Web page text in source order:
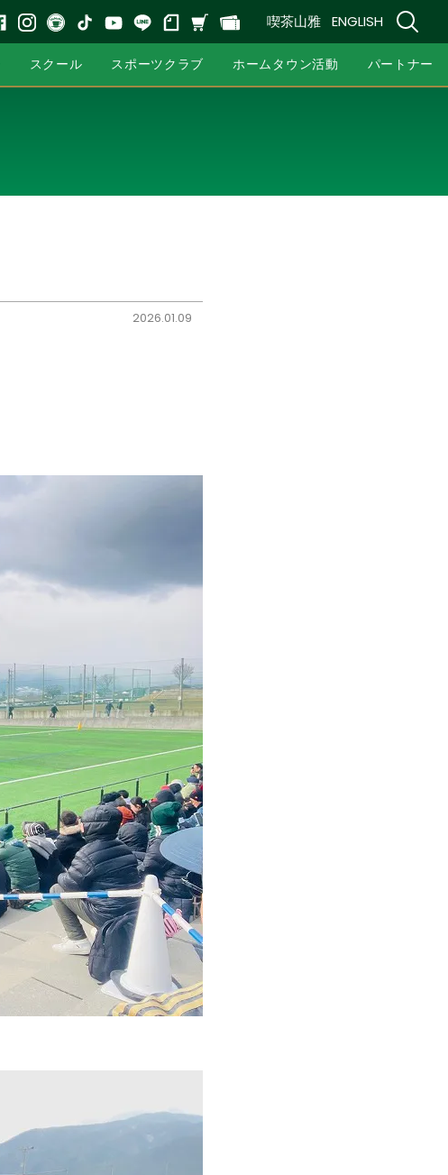
喫茶山雅 ENGLISH
スクール スポーツクラブ ホームタウン活動 パートナー
2026.01.09